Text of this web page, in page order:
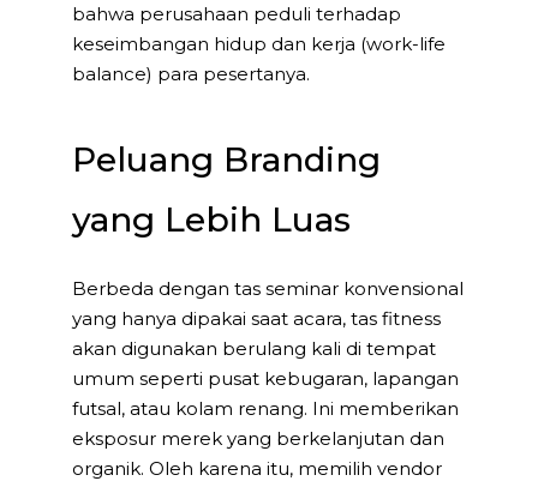
bahwa perusahaan peduli terhadap
keseimbangan hidup dan kerja (work-life
balance) para pesertanya.
Peluang Branding
yang Lebih Luas
Berbeda dengan tas seminar konvensional
yang hanya dipakai saat acara, tas fitness
akan digunakan berulang kali di tempat
umum seperti pusat kebugaran, lapangan
futsal, atau kolam renang. Ini memberikan
eksposur merek yang berkelanjutan dan
organik. Oleh karena itu, memilih vendor